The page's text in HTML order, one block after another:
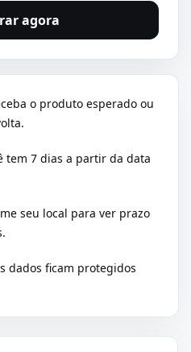
agora
o produto esperado ou
tem 7 dias a partir da data
seu local para ver prazo
dados ficam protegidos